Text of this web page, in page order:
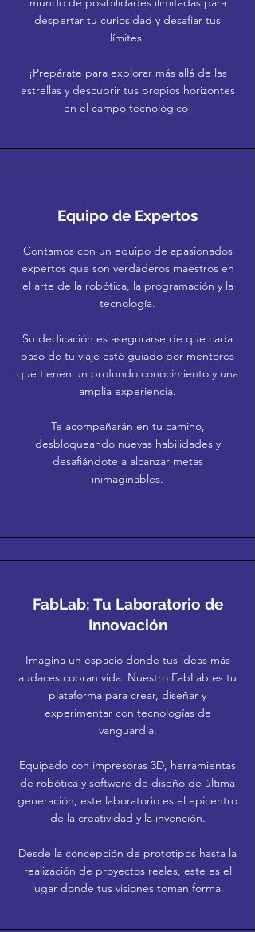
despertar tu curiosidad y desafiar tus
límites.
¡Prepárate para explorar más allá de las
estrellas y descubrir tus propios horizontes
en el campo tecnológico!
Equipo de Expertos
Contamos con un equipo de apasionados
expertos que son verdaderos maestros en
el arte de la robótica, la programación y la
tecnología.
Su dedicación es asegurarse de que cada
paso de tu viaje esté guiado por mentores
que tienen un profundo conocimiento y una
amplia experiencia.
Te acompañarán en tu camino,
desbloqueando nuevas habilidades y
desafiándote a alcanzar metas
inimaginables.
FabLab: Tu Laboratorio de
Innovación
Imagina un espacio donde tus ideas más
audaces cobran vida. Nuestro FabLab es tu
plataforma para crear, diseñar y
experimentar con tecnologías de
vanguardia.
Equipado con impresoras 3D, herramientas
de robótica y software de diseño de última
generación, este laboratorio es el epicentro
de la creatividad y la invención.
Desde la concepción de prototipos hasta la
realización de proyectos reales, este es el
lugar donde tus visiones toman forma.